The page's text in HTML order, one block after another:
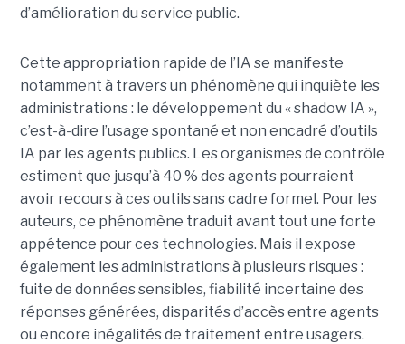
d’amélioration du service public.
Cette appropriation rapide de l’IA se manifeste
notamment à travers un phénomène qui inquiète les
administrations : le développement du « shadow IA »,
c’est-à-dire l’usage spontané et non encadré d’outils
IA par les agents publics. Les organismes de contrôle
estiment que jusqu’à 40 % des agents pourraient
avoir recours à ces outils sans cadre formel. Pour les
auteurs, ce phénomène traduit avant tout une forte
appétence pour ces technologies. Mais il expose
également les administrations à plusieurs risques :
fuite de données sensibles, fiabilité incertaine des
réponses générées, disparités d’accès entre agents
ou encore inégalités de traitement entre usagers.